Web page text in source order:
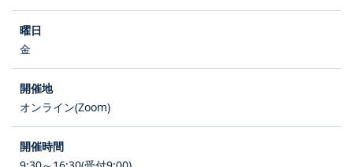
金
オンライン(Zoom)